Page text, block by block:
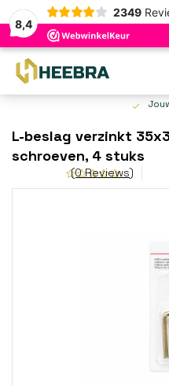
8,4
2349
L-beslag verzinkt
schroeven, 4 stuks
(0 Reviews)